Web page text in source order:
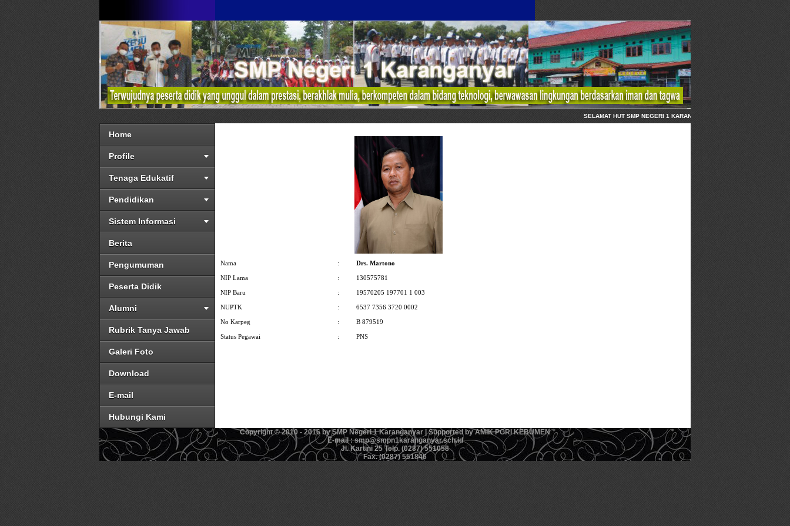
SELAMAT HUT SMP NEGERI 1 KARANGANYAR KEBUMEN, 1 AGUSTUS
Home
Profile
Tenaga Edukatif
Pendidikan
Sistem Informasi
Berita
Pengumuman
Peserta Didik
Alumni
Rubrik Tanya Jawab
Galeri Foto
Download
E-mail
Hubungi Kami
Nama : Drs. Martono
NIP Lama : 130575781
NIP Baru : 19570205 197701 1 003
NUPTK : 6537 7356 3720 0002
No Karpeg : B 879519
Status Pegawai : PNS
Copyright © 2010 - 2016 by SMP Negeri 1 Karanganyar | Supported by AMIK PGRI KEBUMEN
E-mail : smp@smpn1karanganyar.sch.id
Jl. Kartini 25 Telp. (0287) 551058
Fax. (0287) 551846